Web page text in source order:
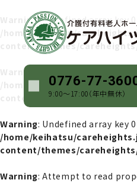
0776-77-
9:00〜17:00（年中無休）
Warning: Undefined array key 0
/home/keihatsu/
content/themes/
Warning
/home/keihatsu/
content/themes/
Warning: Undefined array key
/home/keihatsu/
content/themes/
Warning: Attempt to read